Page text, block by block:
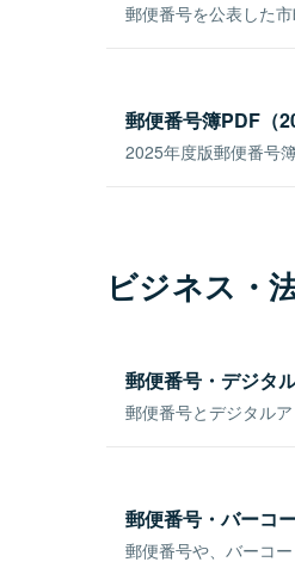
郵便番号を公表した
郵便番号簿PDF（
2025年度版郵便番号
ビジネス・
郵便番号・デジタ
郵便番号とデジタル
郵便番号・バーコ
郵便番号や、バーコ